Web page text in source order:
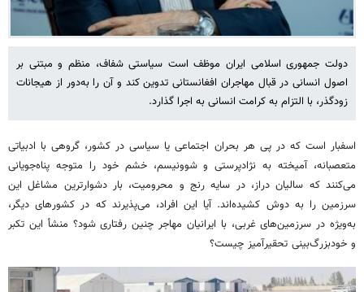
دولت جمهوری اسلامی ایران موظف است سیاستی شفاف، منظم و مبتنی بر
اصول انسانی در قبال مهاجران افغانستانی تدوین کند و آن را به‌دور از هیجانات
زودگذر، با التزام به کرامت انسانی به اجرا گذارد.
اسفبار است که در پی هر بحران اجتماعی یا سیاسی در کشور، گروهی با ادبیاتی
متعصبانه، آمیخته به نژادپرستی و شوونیسم، خشم خود را متوجه پناه‌جویانی
می‌کنند که سالیان دراز، در سایه رنج و محرومیت، بار دشوارترین مشاغل این
سرزمین را به دوش کشیده‌اند. آیا این افراد، می‌پذیرند که در کشورهای دیگر،
به‌ویژه در سرزمین‌های غربی، با ایرانیان مهاجر چنین رفتاری شود؟ منشأ این تکبر
و خودبزرگ‌بینی تحقیرآمیز چیست؟